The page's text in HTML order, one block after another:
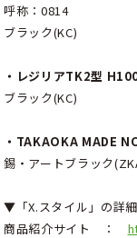
呼称：0814
ブラック(KC)
・レジリアTK2型
ブラック(KC)
・TAKAOKA MADE
錫・アートブラック
▼「X.スタイル」の詳
商品紹介サイト ：